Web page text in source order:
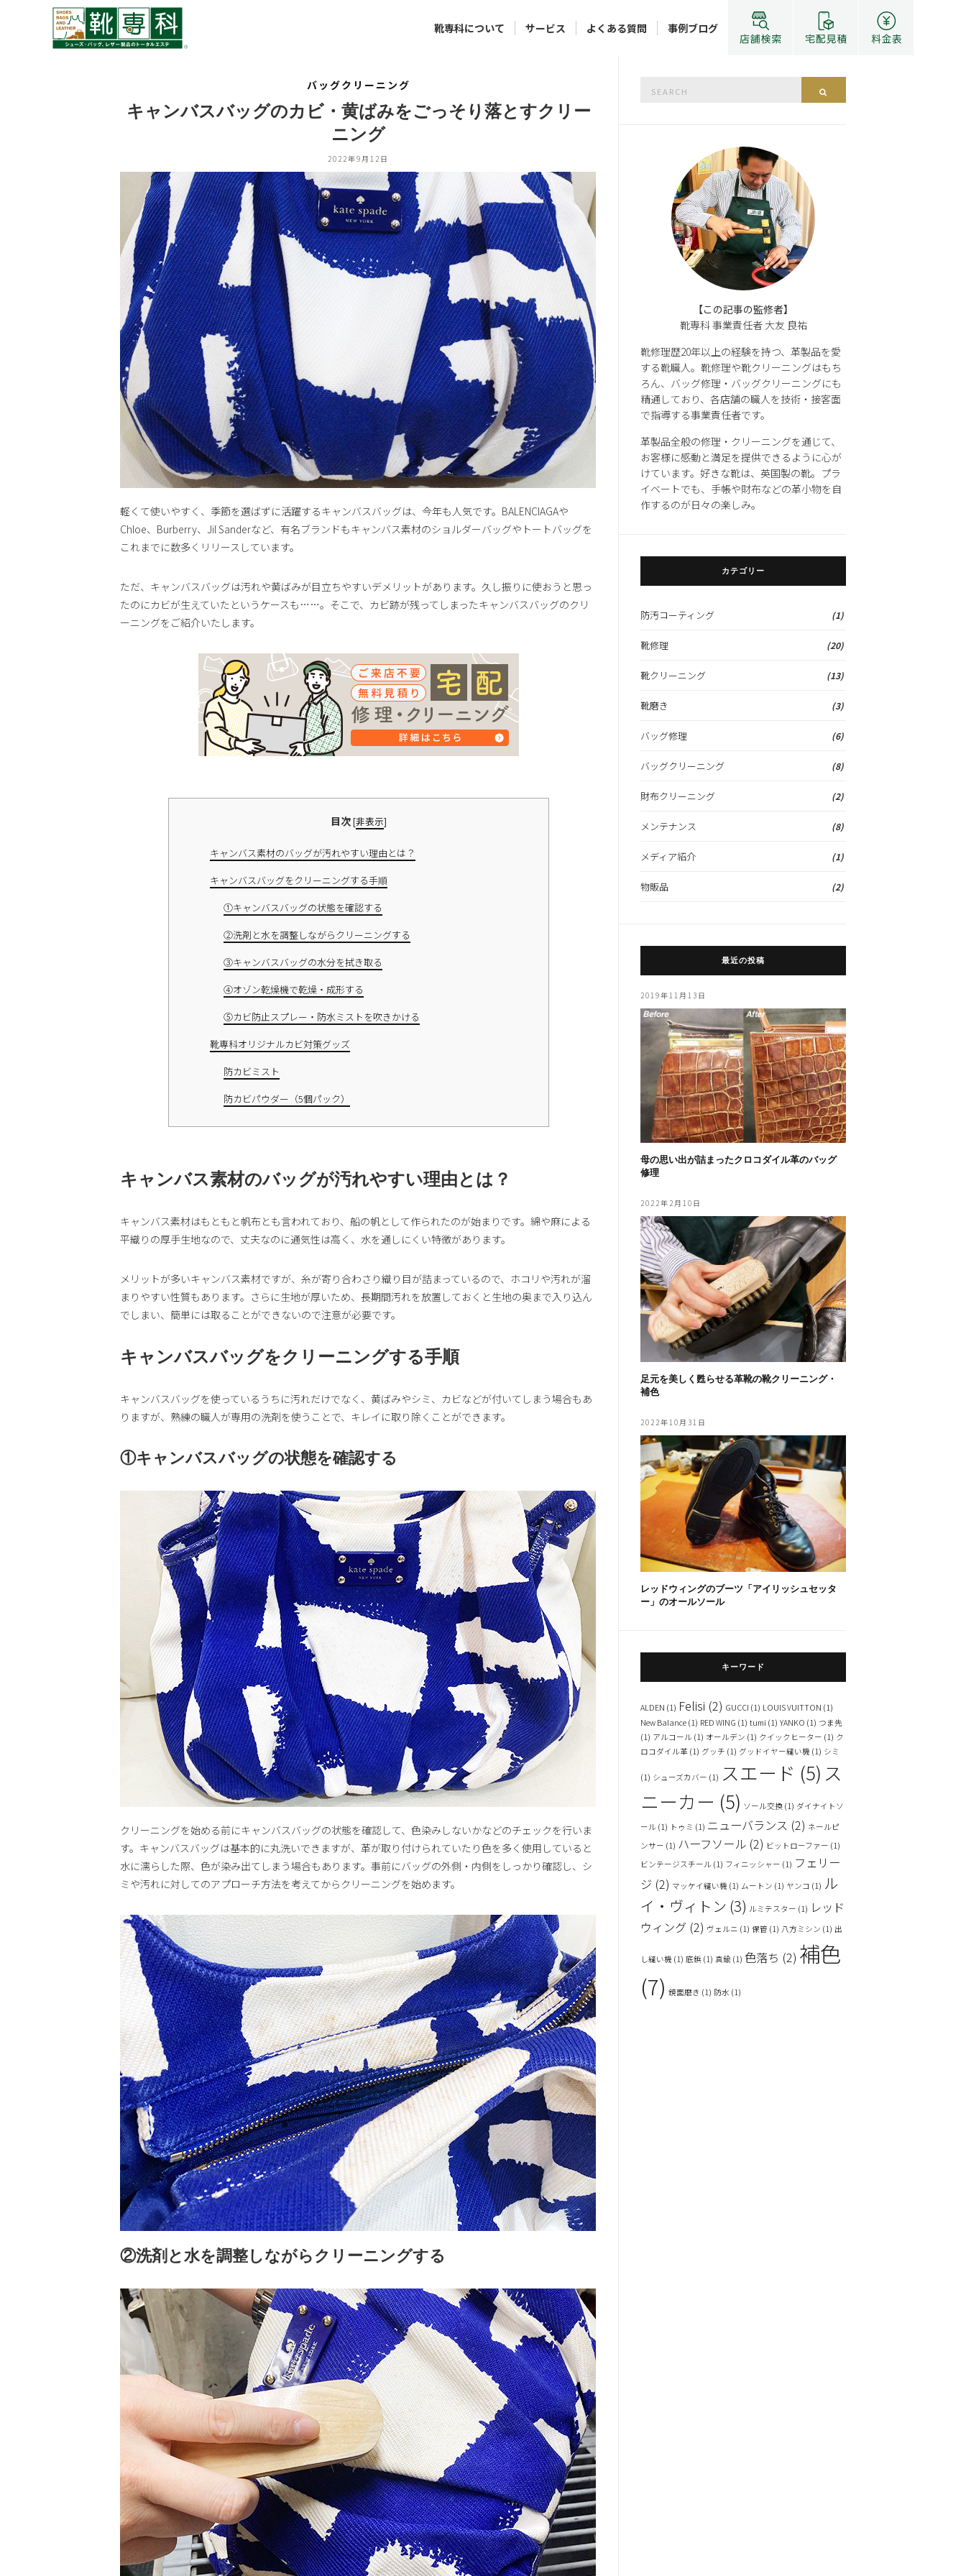
靴専科について サービス よくある質問 事例ブログ
バッグクリーニング
キャンバスバッグのカビ・黄ばみをごっそり落とすクリー
ニング
2022年9月12日
軽くて使いやすく、季節を選ばずに活躍するキャンバスバッグは、今年も人気です。BALENCIAGAや
Chloe、Burberry、Jil Sanderなど、有名ブランドもキャンバス素材のショルダーバッグやトートバッグを
これまでに数多くリリースしています。
ただ、キャンバスバッグは汚れや黄ばみが目立ちやすいデメリットがあります。久し振りに使おうと思っ
たのにカビが生えていたというケースも……。そこで、カビ跡が残ってしまったキャンバスバッグのクリ
ーニングをご紹介いたします。
目次[非表示]
キャンバス素材のバッグが汚れやすい理由とは？
キャンバスバッグをクリーニングする手順
①キャンバスバッグの状態を確認する
②洗剤と水を調整しながらクリーニングする
③キャンバスバッグの水分を拭き取る
④オゾン乾燥機で乾燥・成形する
⑤カビ防止スプレー・防水ミストを吹きかける
靴専科オリジナルカビ対策グッズ
防カビミスト
防カビパウダー（5個パック）
キャンバス素材のバッグが汚れやすい理由とは？
キャンバス素材はもともと帆布とも言われており、船の帆として作られたのが始まりです。綿や麻による
平織りの厚手生地なので、丈夫なのに通気性は高く、水を通しにくい特徴があります。
メリットが多いキャンバス素材ですが、糸が寄り合わさり織り目が詰まっているので、ホコリや汚れが溜
まりやすい性質もあります。さらに生地が厚いため、長期間汚れを放置しておくと生地の奥まで入り込ん
でしまい、簡単には取ることができないので注意が必要です。
キャンバスバッグをクリーニングする手順
キャンバスバッグを使っているうちに汚れだけでなく、黄ばみやシミ、カビなどが付いてしまう場合もあ
りますが、熟練の職人が専用の洗剤を使うことで、キレイに取り除くことができます。
①キャンバスバッグの状態を確認する
クリーニングを始める前にキャンバスバッグの状態を確認して、色染みしないかなどのチェックを行いま
す。キャンバスバッグは基本的に丸洗いできますが、革が取り付けられていたり色を多く使用していると
水に濡らした際、色が染み出てしまう場合もあります。事前にバッグの外側・内側をしっかり確認し、シ
ミや汚れに対してのアプローチ方法を考えてからクリーニングを始めます。
②洗剤と水を調整しながらクリーニングする
for:
【この記事の監修者】
靴専科 事業責任者 大友 良祐
靴修理歴20年以上の経験を持つ、革製品を愛
する靴職人。靴修理や靴クリーニングはもち
ろん、バッグ修理・バッグクリーニングにも
精通しており、各店舗の職人を技術・接客面
で指導する事業責任者です。
革製品全般の修理・クリーニングを通じて、
お客様に感動と満足を提供できるように心が
けています。好きな靴は、英国製の靴。プラ
イベートでも、手帳や財布などの革小物を自
作するのが日々の楽しみ。
カテゴリー
防汚コーティング (1)
靴修理 (20)
靴クリーニング (13)
靴磨き (3)
バッグ修理 (6)
バッグクリーニング (8)
財布クリーニング (2)
メンテナンス (8)
メディア紹介 (1)
物販品 (2)
最近の投稿
2019年11月13日
母の思い出が詰まったクロコダイル革のバッグ
修理
2022年2月10日
足元を美しく甦らせる革靴の靴クリーニング・
補色
2022年10月31日
レッドウィングのブーツ「アイリッシュセッタ
ー」のオールソール
キーワード
ALDEN (1) Felisi (2) GUCCI (1) LOUIS VUITTON (1)
New Balance (1) RED WING (1) tumi (1) YANKO (1) つま先
(1) アルコール (1) オールデン (1) クイックヒーター (1) ク
ロコダイル革 (1) グッチ (1) グッドイヤー縫い機 (1) シミ
(1) シューズカバー (1) スエード (5) ス
ニーカー (5) ソール交換 (1) ダイナイトソ
ール (1) トゥミ (1) ニューバランス (2) ネールピ
ンサー (1) ハーフソール (2) ビットローファー (1)
ビンテージスチール (1) フィニッシャー (1) フェリー
ジ (2) マッケイ縫い機 (1) ムートン (1) ヤンコ (1) ル
イ・ヴィトン (3) ルミテスター (1) レッド
ウィング (2) ヴェルニ (1) 保管 (1) 八方ミシン (1) 出
し縫い機 (1) 底鋲 (1) 真鍮 (1) 色落ち (2) 補色
(7) 鏡面磨き (1) 防水 (1)